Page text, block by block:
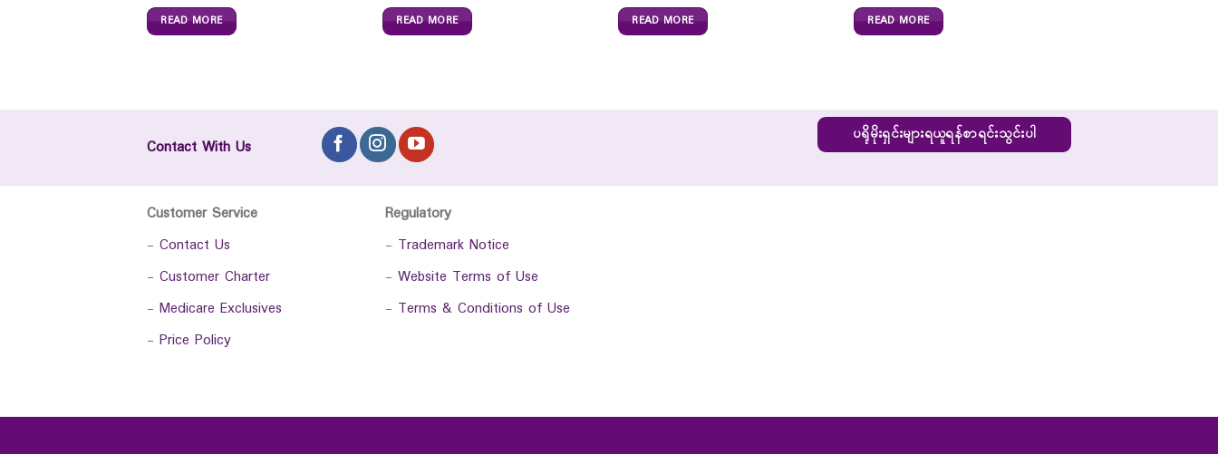
READ MORE READ MORE READ MORE READ MORE
Contact With Us
ပရိုမိုးရှင်းများရယူရန်စာရင်းသွင်းပါ
Customer Service
- Contact Us
- Customer Charter
- Medicare Exclusives
- Price Policy
Regulatory
- Trademark Notice
- Website Terms of Use
- Terms & Conditions of Use